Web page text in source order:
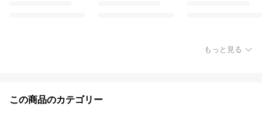
もっと見る
この商品のカテゴリー